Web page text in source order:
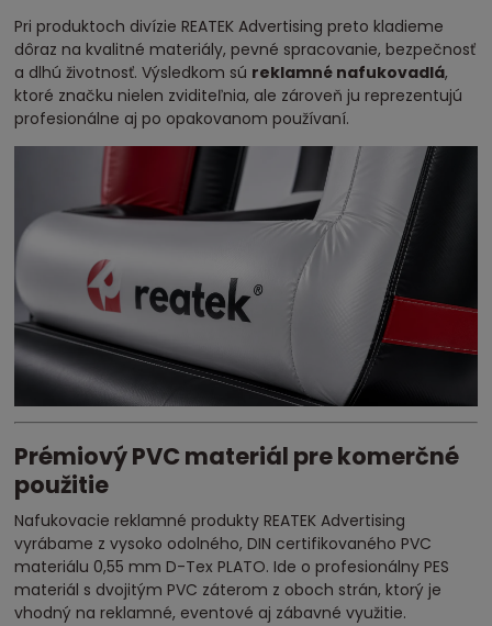
Pri produktoch divízie REATEK Advertising preto kladieme
dôraz na kvalitné materiály, pevné spracovanie, bezpečnosť
a dlhú životnosť. Výsledkom sú reklamné nafukovadlá,
ktoré značku nielen zviditeľnia, ale zároveň ju reprezentujú
profesionálne aj po opakovanom používaní.
Prémiový PVC materiál pre komerčné
použitie
Nafukovacie reklamné produkty REATEK Advertising
vyrábame z vysoko odolného, DIN certifikovaného PVC
materiálu 0,55 mm D-Tex PLATO. Ide o profesionálny PES
materiál s dvojitým PVC záterom z oboch strán, ktorý je
vhodný na reklamné, eventové aj zábavné využitie.